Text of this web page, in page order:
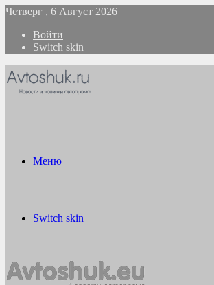
Четверг , 6 Август 2026
Войти
Switch skin
Меню
Switch skin